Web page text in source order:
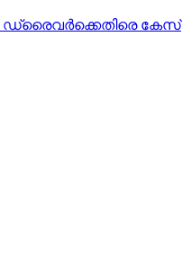
ഡ്രൈവർക്കെതിരെ കേസ്